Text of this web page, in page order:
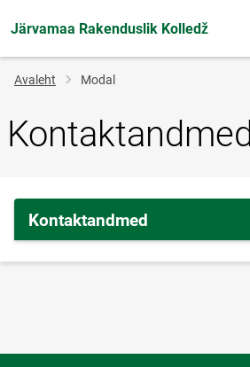
Järvamaa Rakenduslik Kolledž
Jälglink
Avaleht Modal
Kontaktandmed
Kontaktandmed